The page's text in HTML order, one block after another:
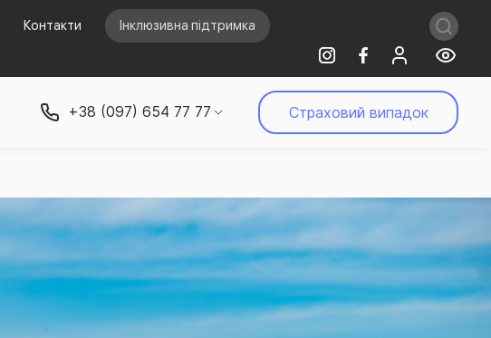
Контакти Інклюзивна підтримка
+38 (097) 654 77 77 Страховий випадок